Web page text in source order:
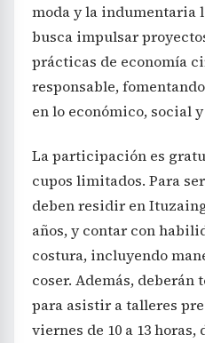
moda y la indumentaria
busca impulsar
prácticas de economía
responsable,
en lo económico, social
La participación es
cupos limitados. Para
deben residir en
años, y contar con
costura, incluyendo
coser. Además,
para asistir a talleres
viernes de 10 a 13